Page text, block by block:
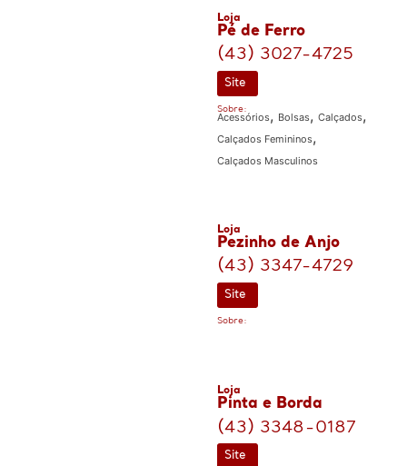
Loja
Pé de Ferro
(43) 3027-4725
Site
Sobre:
Acessórios, Bolsas, Calçados,
Calçados Femininos,
Calçados Masculinos
Loja
Pezinho de Anjo
(43) 3347-4729
Site
Sobre:
Loja
Pinta e Borda
(43) 3348-0187
Site